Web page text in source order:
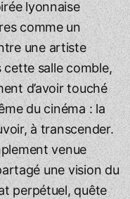
lyonnaise
comme un
une artiste
cette salle comble,
d’avoir touché
du cinéma : la
à transcender.
venue
une vision du
perpétuel, quête